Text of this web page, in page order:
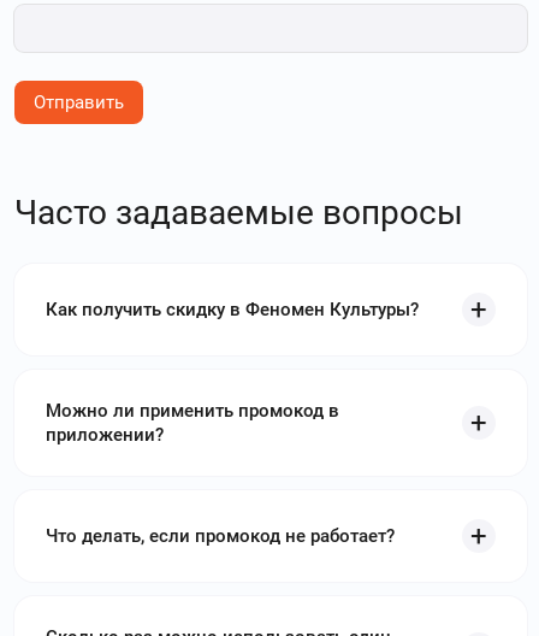
Отправить
Часто задаваемые вопросы
Как получить скидку в Феномен Культуры?
Можно ли применить промокод в
приложении?
Что делать, если промокод не работает?